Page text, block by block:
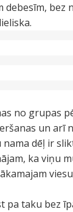
debesīm, bez
no grupas
un arī
dēļ ir
ka viņu
pa taku bez